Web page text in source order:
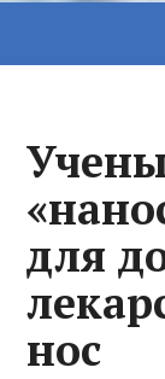
для
нос